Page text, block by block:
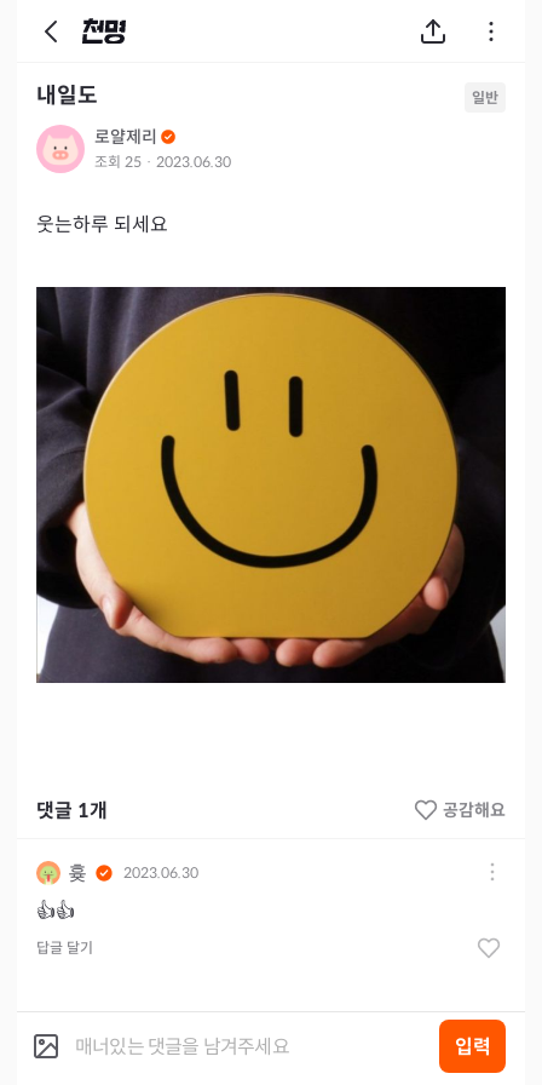
내일도 일반
로얄제리
조회 25 · 2023.06.30
웃는하루 되세요
댓글 1개 공감해요
흊 2023.06.30
👍👍
답글 달기
입력